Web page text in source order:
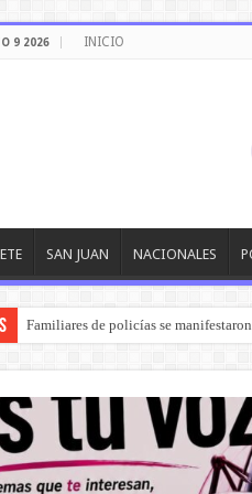
9 2026 INICIO
SAN JUAN NACIONALES
Familiares de policías se
La Policía Federal desarticuló seis